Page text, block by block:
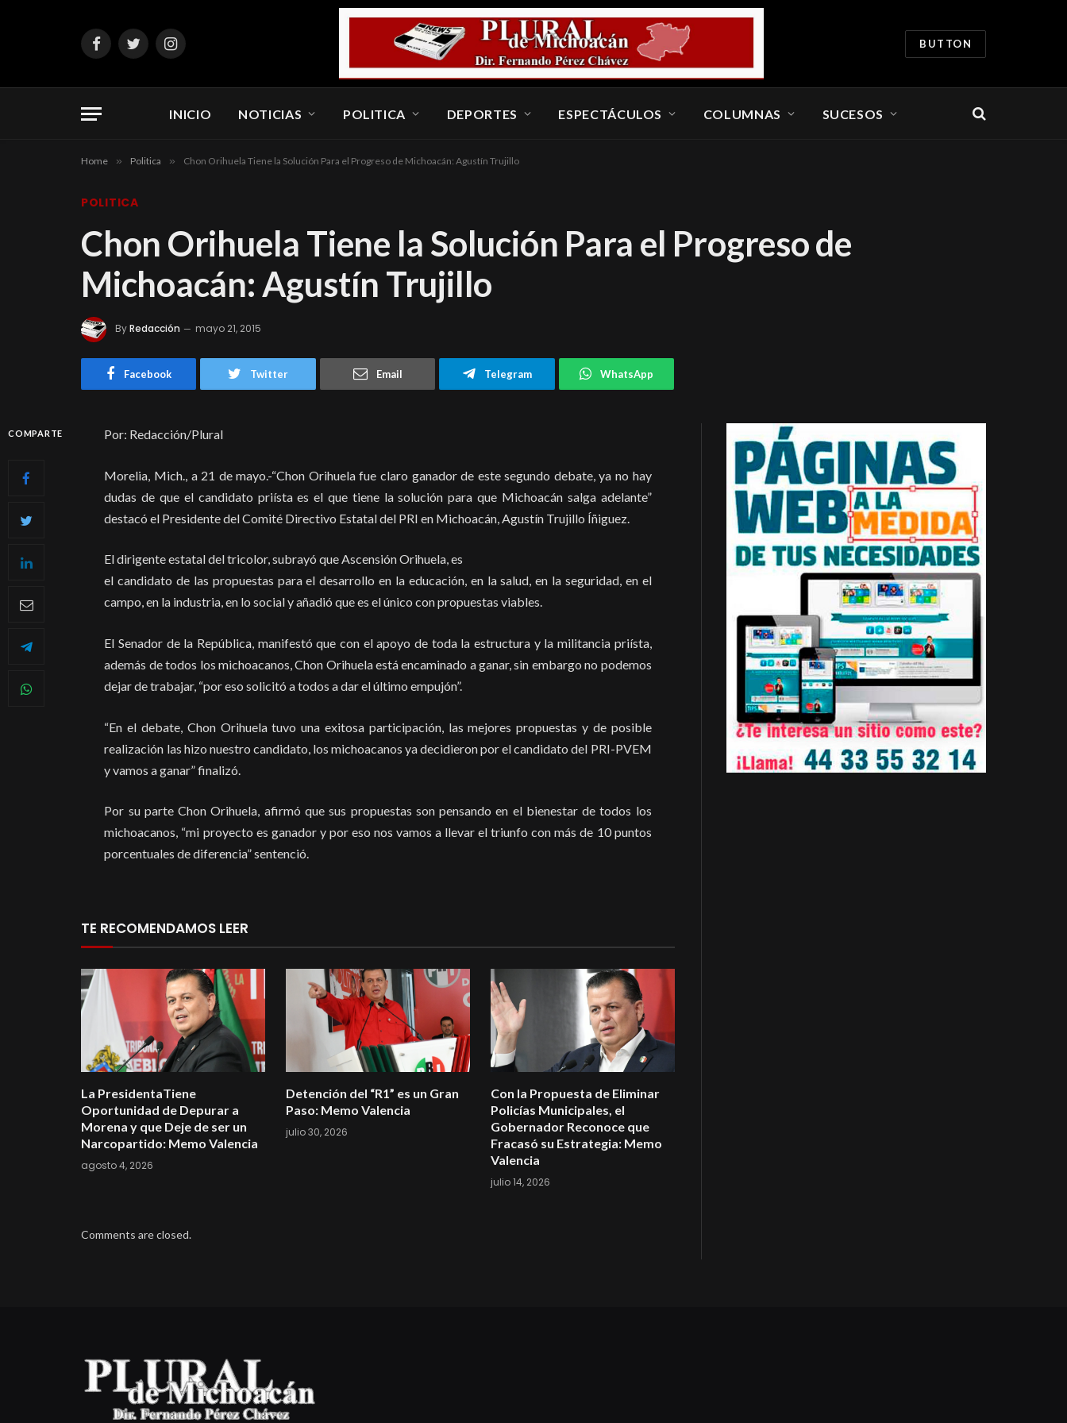
FacebookTwitterInstagram
BUTTON
INICIO NOTICIAS POLITICA DEPORTES ESPECTÁCULOS COLUMNAS SUCESOS
Home » Politica » Chon Orihuela Tiene la Solución Para el Progreso de Michoacán: Agustín Trujillo
POLITICA
Chon Orihuela Tiene la Solución Para el Progreso de
Michoacán: Agustín Trujillo
ByRedacción mayo 21, 2015
Facebook Twitter Email Telegram WhatsApp
COMPARTE Por: Redacción/Plural
Morelia, Mich., a 21 de mayo.-“Chon Orihuela fue claro ganador de este segundo debate, ya no hay
dudas de que el candidato priísta es el que tiene la solución para que Michoacán salga adelante”
destacó el Presidente del Comité Directivo Estatal del PRI en Michoacán, Agustín Trujillo Íñiguez.
El dirigente estatal del tricolor, subrayó que Ascensión Orihuela, es
el candidato de las propuestas para el desarrollo en la educación, en la salud, en la seguridad, en el
campo, en la industria, en lo social y añadió que es el único con propuestas viables.
El Senador de la República, manifestó que con el apoyo de toda la estructura y la militancia priísta,
además de todos los michoacanos, Chon Orihuela está encaminado a ganar, sin embargo no podemos
dejar de trabajar, “por eso solicitó a todos a dar el último empujón”.
“En el debate, Chon Orihuela tuvo una exitosa participación, las mejores propuestas y de posible
realización las hizo nuestro candidato, los michoacanos ya decidieron por el candidato del PRI-PVEM
y vamos a ganar” finalizó.
Por su parte Chon Orihuela, afirmó que sus propuestas son pensando en el bienestar de todos los
michoacanos, “mi proyecto es ganador y por eso nos vamos a llevar el triunfo con más de 10 puntos
porcentuales de diferencia” sentenció.
TE RECOMENDAMOS LEER
La PresidentaTiene
Oportunidad de Depurar a
Morena y que Deje de ser un
Narcopartido: Memo Valencia
agosto 4, 2026
Detención del “R1” es un Gran
Paso: Memo Valencia
julio 30, 2026
Con la Propuesta de Eliminar
Policías Municipales, el
Gobernador Reconoce que
Fracasó su Estrategia: Memo
Valencia
julio 14, 2026
Comments are closed.